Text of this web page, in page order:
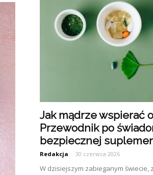
Jak mądrze wspierać
Przewodnik po
bezpiecznej
Redakcja - 30 czerwca 2026
W dzisiejszym zabieganym świecie,